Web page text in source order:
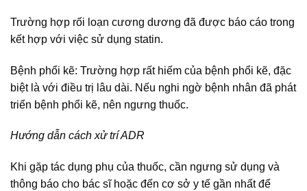
Trường hợp rối loạn cương dương đã được báo cáo trong
kết hợp với việc sử dụng statin.
Bệnh phổi kẽ: Trường hợp rất hiếm của bệnh phổi kẽ, đặc
biệt là với điều trị lâu dài. Nếu nghi ngờ bệnh nhân đã phát
triển bệnh phổi kẽ, nên ngưng thuốc.
Hướng dẫn cách xử trí ADR
Khi gặp tác dụng phụ của thuốc, cần ngưng sử dụng và
thông báo cho bác sĩ hoặc đến cơ sở y tế gần nhất để